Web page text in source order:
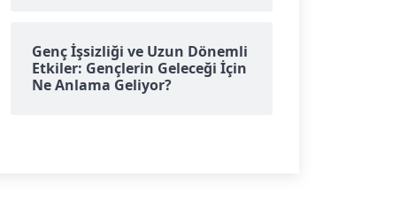
Genç İşsizliği ve Uzun Dönemli
Etkiler: Gençlerin Geleceği İçin
Ne Anlama Geliyor?